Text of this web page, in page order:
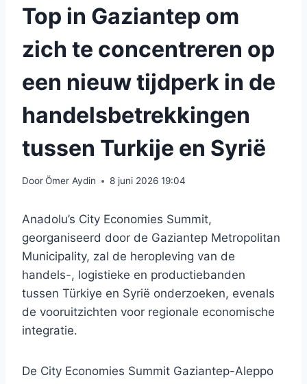
Top in Gaziantep om
zich te concentreren op
een nieuw tijdperk in de
handelsbetrekkingen
tussen Turkije en Syrië
DoorÖmer Aydin 8 juni 2026 19:04
Anadolu’s City Economies Summit,
georganiseerd door de Gaziantep Metropolitan
Municipality, zal de heropleving van de
handels-, logistieke en productiebanden
tussen Türkiye en Syrië onderzoeken, evenals
de vooruitzichten voor regionale economische
integratie.
De City Economies Summit Gaziantep-Aleppo